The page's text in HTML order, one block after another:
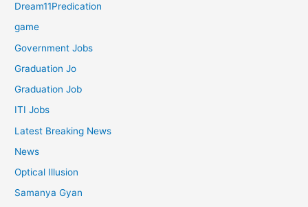
Dream11Predication
game
Government Jobs
Graduation Jo
Graduation Job
ITI Jobs
Latest Breaking News
News
Optical Illusion
Samanya Gyan